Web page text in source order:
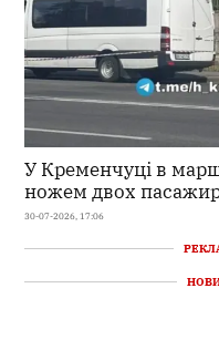
У Кременчуці в
ножем двох
30-07-2026, 17:06